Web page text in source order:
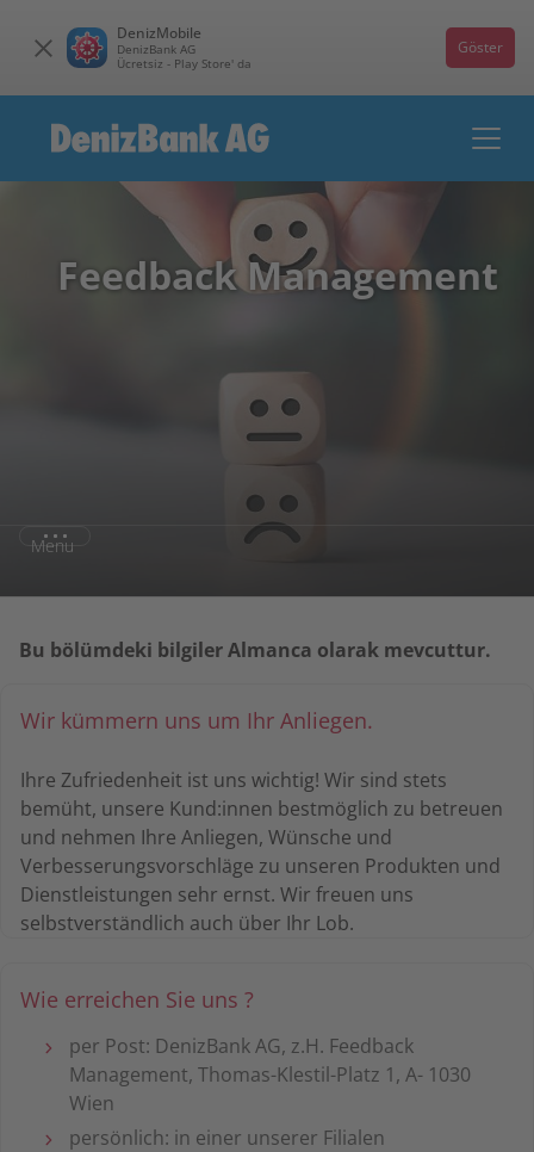
DenizMobile
DenizBank AG
Ücretsiz - Play Store' da
Göster
Feedback Management
Menu
Bu bölümdeki bilgiler Almanca olarak mevcuttur.
Wir kümmern uns um Ihr Anliegen.
Ihre Zufriedenheit ist uns wichtig! Wir sind stets
bemüht, unsere Kund:innen bestmöglich zu betreuen
und nehmen Ihre Anliegen, Wünsche und
Verbesserungsvorschläge zu unseren Produkten und
Dienstleistungen sehr ernst. Wir freuen uns
selbstverständlich auch über Ihr Lob.
Wie erreichen Sie uns ?
per Post: DenizBank AG, z.H. Feedback
Management, Thomas-Klestil-Platz 1, A- 1030
Wien
persönlich: in einer unserer Filialen